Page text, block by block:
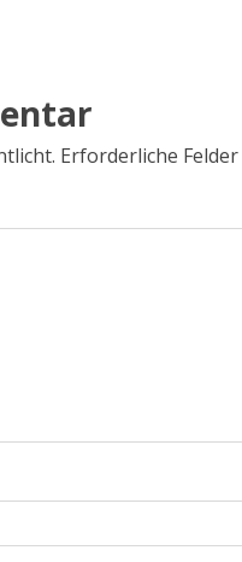
Erforderliche